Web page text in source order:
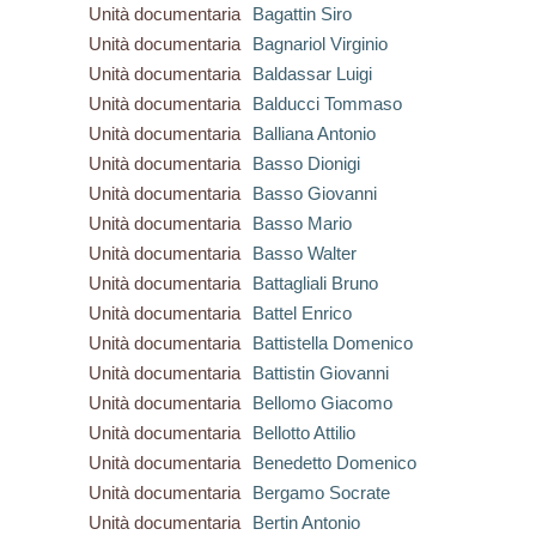
Unità documentaria
Bagattin Siro
Unità documentaria
Bagnariol Virginio
Unità documentaria
Baldassar Luigi
Unità documentaria
Balducci Tommaso
Unità documentaria
Balliana Antonio
Unità documentaria
Basso Dionigi
Unità documentaria
Basso Giovanni
Unità documentaria
Basso Mario
Unità documentaria
Basso Walter
Unità documentaria
Battagliali Bruno
Unità documentaria
Battel Enrico
Unità documentaria
Battistella Domenico
Unità documentaria
Battistin Giovanni
Unità documentaria
Bellomo Giacomo
Unità documentaria
Bellotto Attilio
Unità documentaria
Benedetto Domenico
Unità documentaria
Bergamo Socrate
Unità documentaria
Bertin Antonio